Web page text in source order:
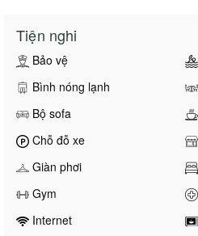
Tiện nghi
Bảo vệ
Bình nóng lạnh
Bộ sofa
Chỗ đỗ xe
Giàn phơi
Gym
Internet